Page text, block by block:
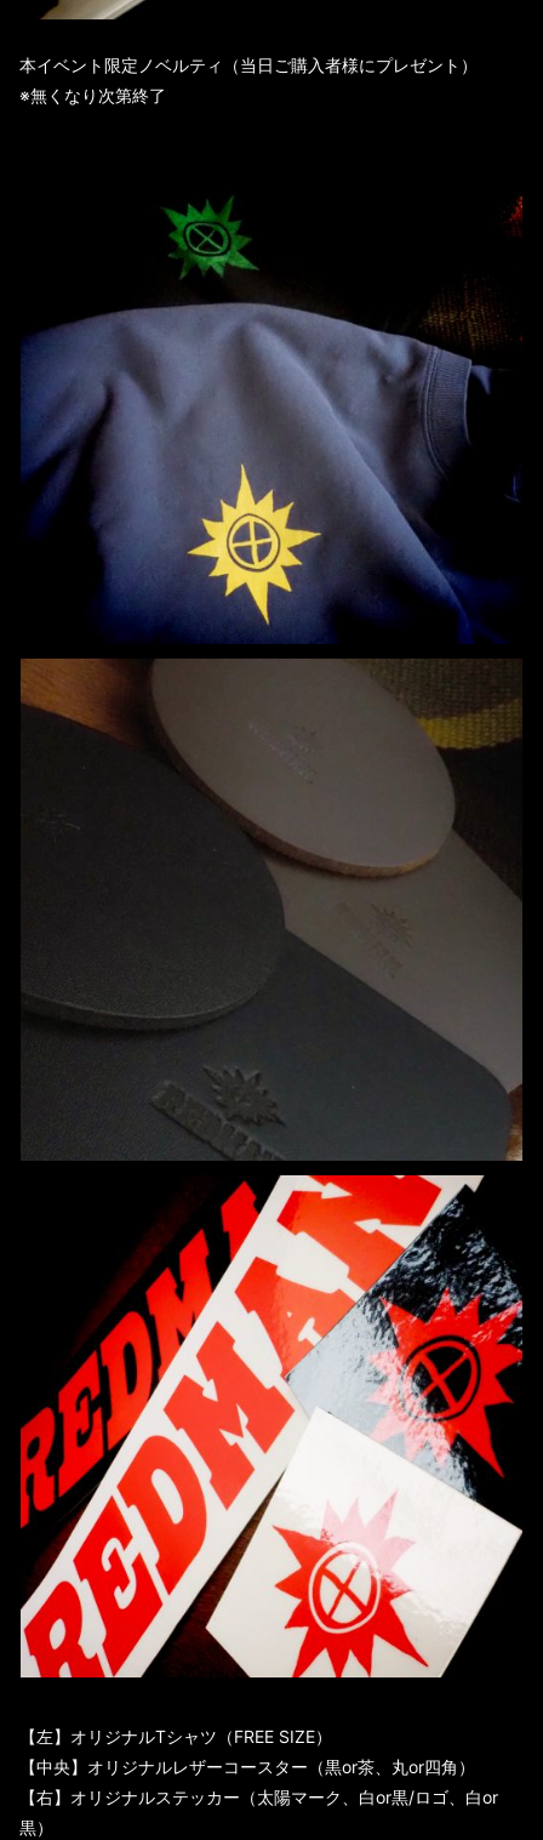
本イベント限定ノベルティ（当日ご購入者様にプレゼント）
※無くなり次第終了
【左】オリジナルTシャツ（FREE SIZE）
【中央】オリジナルレザーコースター（黒or茶、丸or四角）
【右】オリジナルステッカー（太陽マーク、白or黒/ロゴ、白or
黒）